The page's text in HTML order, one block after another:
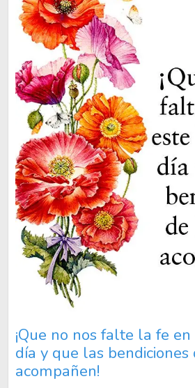
¡Que no nos falte la fe
día y que las bendiciones
acompañen!